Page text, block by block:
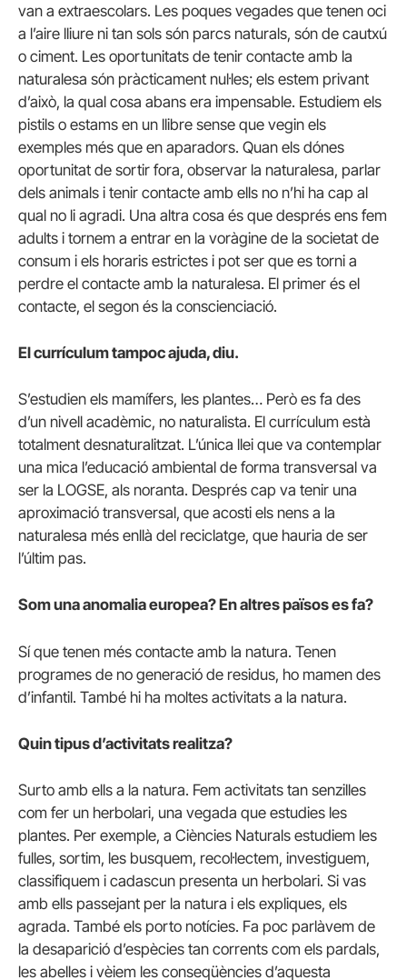
van a extraescolars. Les poques vegades que tenen oci
a l’aire lliure ni tan sols són parcs naturals, són de cautxú
o ciment. Les oportunitats de tenir contacte amb la
naturalesa són pràcticament nul·les; els estem privant
d’això, la qual cosa abans era impensable. Estudiem els
pistils o estams en un llibre sense que vegin els
exemples més que en aparadors. Quan els dónes
oportunitat de sortir fora, observar la naturalesa, parlar
dels animals i tenir contacte amb ells no n’hi ha cap al
qual no li agradi. Una altra cosa és que després ens fem
adults i tornem a entrar en la voràgine de la societat de
consum i els horaris estrictes i pot ser que es torni a
perdre el contacte amb la naturalesa. El primer és el
contacte, el segon és la conscienciació.
El currículum tampoc ajuda, diu.
S’estudien els mamífers, les plantes… Però es fa des
d’un nivell acadèmic, no naturalista. El currículum està
totalment desnaturalitzat. L’única llei que va contemplar
una mica l’educació ambiental de forma transversal va
ser la LOGSE, als noranta. Després cap va tenir una
aproximació transversal, que acosti els nens a la
naturalesa més enllà del reciclatge, que hauria de ser
l’últim pas.
Som una anomalia europea? En altres països es fa?
Sí que tenen més contacte amb la natura. Tenen
programes de no generació de residus, ho mamen des
d’infantil. També hi ha moltes activitats a la natura.
Quin tipus d’activitats realitza?
Surto amb ells a la natura. Fem activitats tan senzilles
com fer un herbolari, una vegada que estudies les
plantes. Per exemple, a Ciències Naturals estudiem les
fulles, sortim, les busquem, recol·lectem, investiguem,
classifiquem i cadascun presenta un herbolari. Si vas
amb ells passejant per la natura i els expliques, els
agrada. També els porto notícies. Fa poc parlàvem de
la desaparició d’espècies tan corrents com els pardals,
les abelles i vèiem les conseqüències d’aquesta